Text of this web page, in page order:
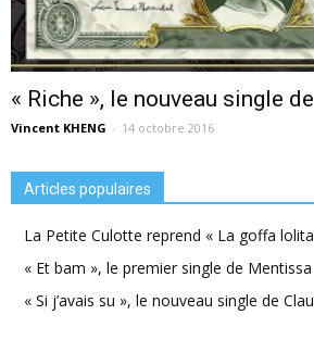
« Riche », le nouveau single
Vincent KHENG - 14 octobre 2016
Articles populaires
La Petite Culotte reprend « La goffa
« Et bam », le premier single de Mentissa
« Si j’avais su », le nouveau single de